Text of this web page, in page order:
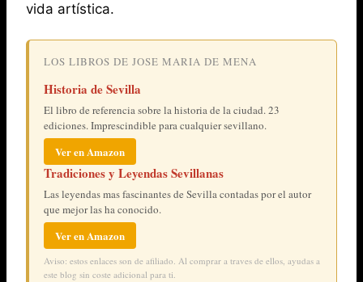
2026
vida artística.
LOS LIBROS DE JOSE MARIA DE MENA
Historia de Sevilla
El libro de referencia sobre la historia de la ciudad. 23
ediciones. Imprescindible para cualquier sevillano.
Ver en Amazon
Tradiciones y Leyendas Sevillanas
Las leyendas mas fascinantes de Sevilla contadas por el autor
que mejor las ha conocido.
Ver en Amazon
Aviso: estos enlaces son de afiliado. Al comprar a traves de ellos, ayudas a
este blog sin coste adicional para ti.